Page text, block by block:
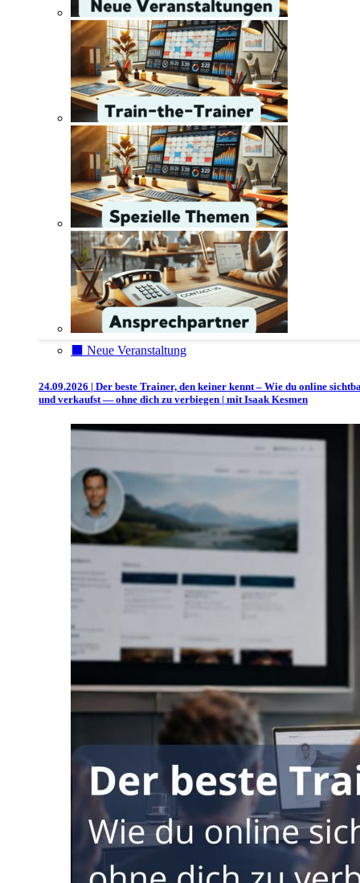
⬛️ Neue Veranstaltung
24.09.2026 | Der beste Trainer, den keiner kennt – Wie du online
und verkaufst — ohne dich zu verbiegen | mit Isaak Kesmen